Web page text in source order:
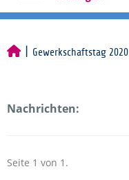
Gewerkschaftstag 2020
Nachrichten:
Seite 1 von 1.